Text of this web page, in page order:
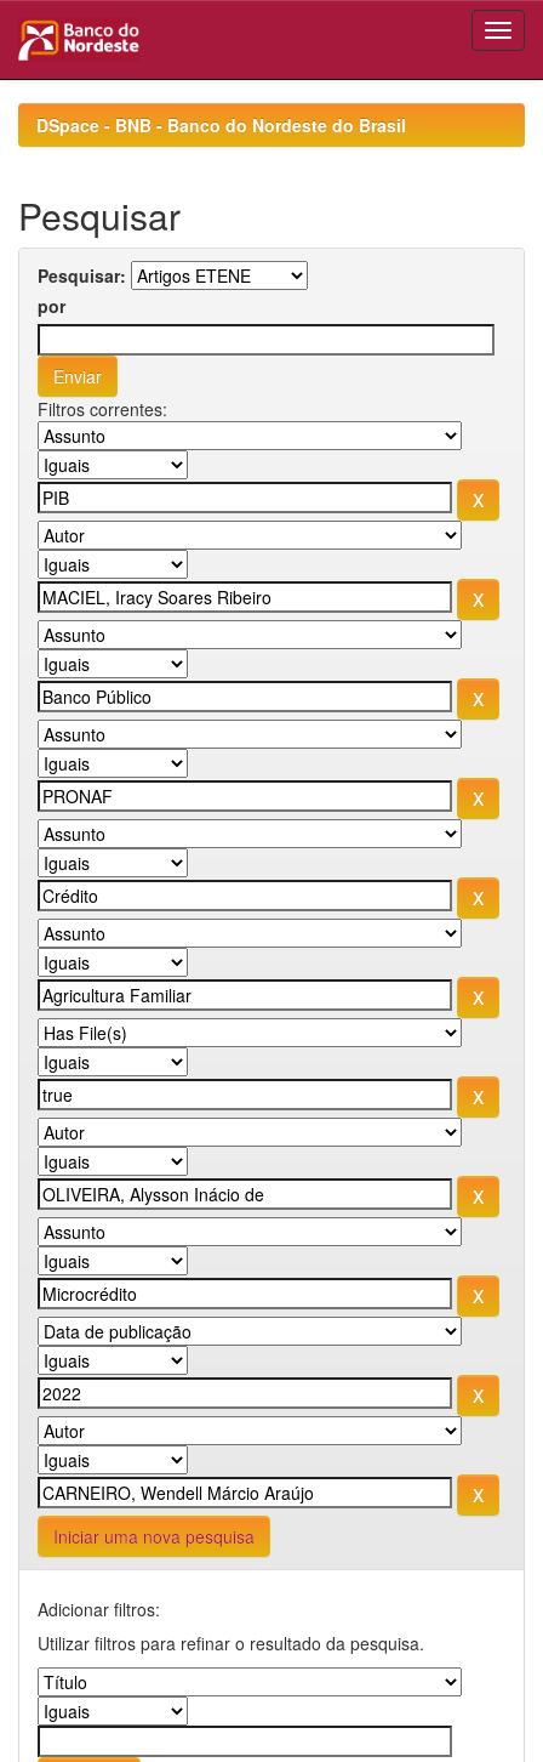
navigationDSpace - BNB - Banco do Nordeste do Brasil
Pesquisar
Pesquisar:
por
Filtros correntes:
Iniciar uma nova pesquisa
Adicionar filtros:
Utilizar filtros para refinar o resultado da pesquisa.